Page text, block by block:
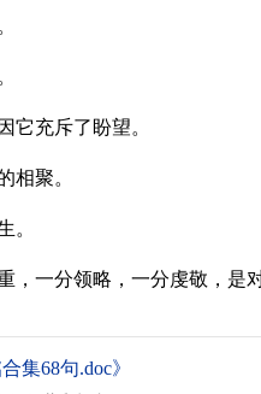
它充斥了盼望。
相聚。
。
，一分领略，一分虔敬，是
集68句.doc》